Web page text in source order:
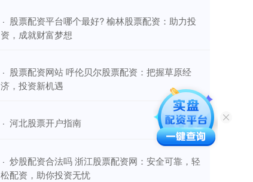
· ​股票配资平台哪个最好? 榆林股票配资：助力投
资，成就财富梦想
· ​股票配资网站 呼伦贝尔股票配资：把握草原经
济，投资新机遇
· ​河北股票开户指南
· ​炒股配资合法吗 浙江股票配资网：安全可靠，轻
松配资，助你投资无忧